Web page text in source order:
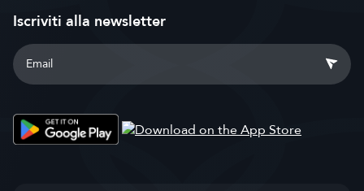
Iscriviti alla newsletter